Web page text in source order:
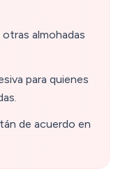
almohadas
para quienes
de acuerdo en